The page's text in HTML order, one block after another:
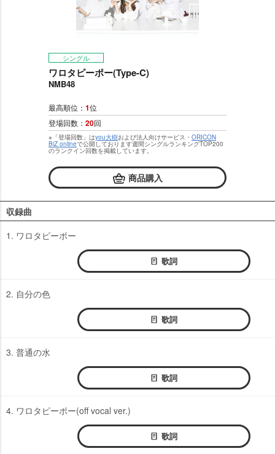
シングル
ワロタピーポー(Type-C)
NMB48
最高順位： 1位
登場回数： 20回
※「登場回数」はyou大樹および法人向けサービス・ ORICON
BiZ onlineで公開しております週間シングルランキングTOP200
のランクイン回数を掲載しています。
商品購入
収録曲
1. ワロタピーポー
歌詞
2. 自分の色
歌詞
3. 普通の水
歌詞
4. ワロタピーポー(off vocal ver.)
歌詞